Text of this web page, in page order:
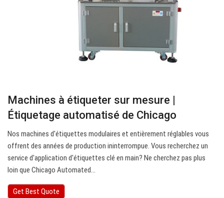
Machines à étiqueter sur mesure |
Étiquetage automatisé de Chicago
Nos machines d'étiquettes modulaires et entièrement réglables vous
offrent des années de production ininterrompue. Vous recherchez un
service d'application d'étiquettes clé en main? Ne cherchez pas plus
loin que Chicago Automated…
Get Best Quote